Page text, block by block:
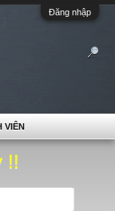
Đăng nhập
!!
VIÊN